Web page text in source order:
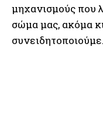
μηχανισμούς που
σώμα μας, ακόμα
συνειδητοποιούμε.